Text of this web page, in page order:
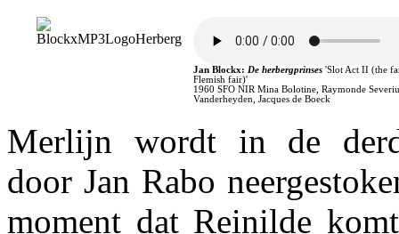
Jan Blockx: De herbergprinses 'Slot Act II (the
Flemish fair)'
1960 SFO NIR Mina Bolotine, Raymonde
Vanderheyden, Jacques de Boeck
Merlijn wordt in de
door Jan Rabo
moment dat Reinilde